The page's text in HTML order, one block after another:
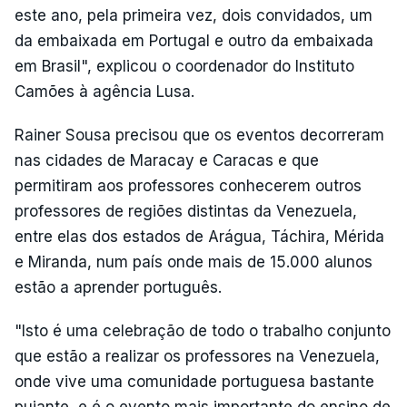
este ano, pela primeira vez, dois convidados, um
da embaixada em Portugal e outro da embaixada
em Brasil", explicou o coordenador do Instituto
Camões à agência Lusa.
Rainer Sousa precisou que os eventos decorreram
nas cidades de Maracay e Caracas e que
permitiram aos professores conhecerem outros
professores de regiões distintas da Venezuela,
entre elas dos estados de Arágua, Táchira, Mérida
e Miranda, num país onde mais de 15.000 alunos
estão a aprender português.
"Isto é uma celebração de todo o trabalho conjunto
que estão a realizar os professores na Venezuela,
onde vive uma comunidade portuguesa bastante